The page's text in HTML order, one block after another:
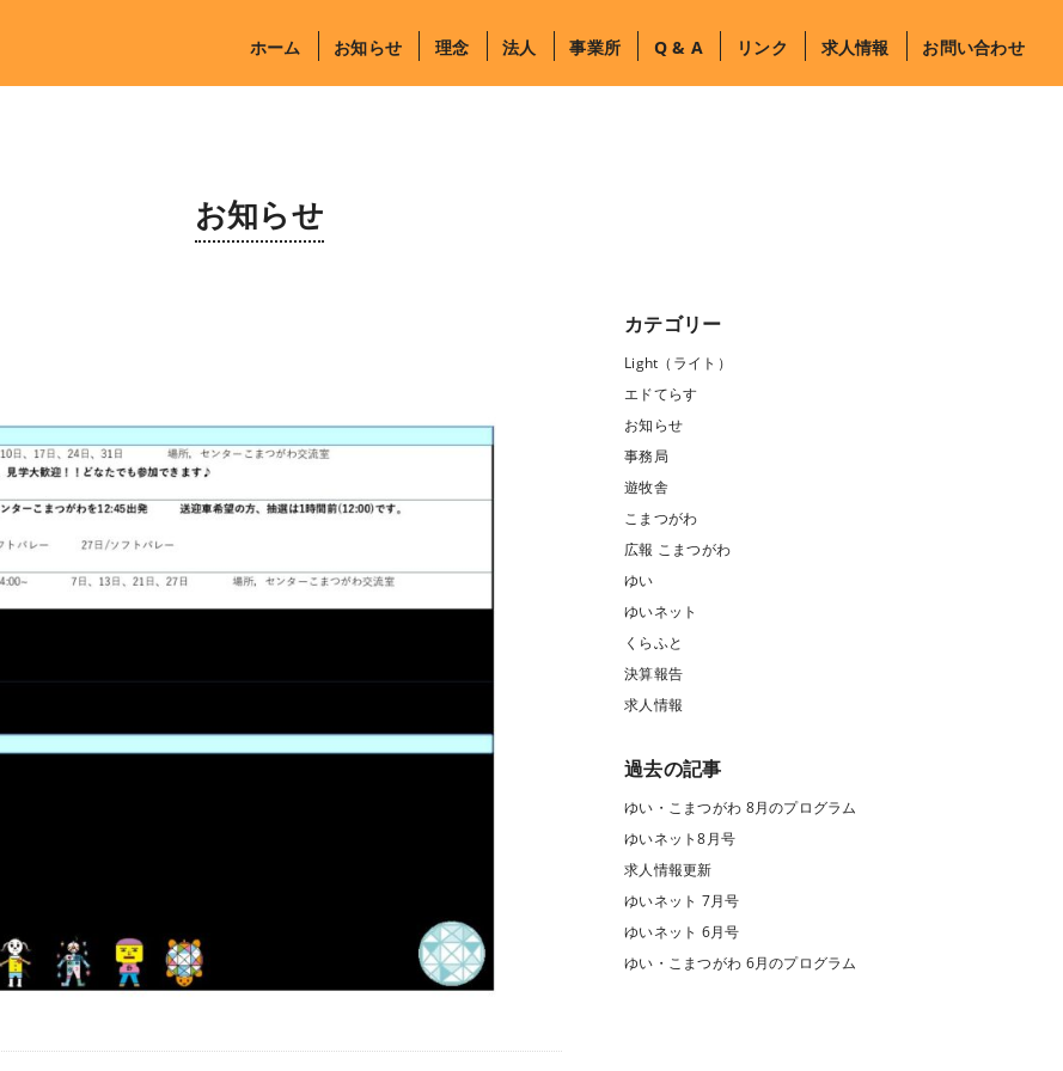
ホーム お知らせ 理念 法人 事業所 Q & A リンク 求人情報 お問い合わせ
お知らせ
カテゴリー
Light（ライト）
エドてらす
お知らせ
事務局
遊牧舎
こまつがわ
広報 こまつがわ
ゆい
ゆいネット
くらふと
決算報告
求人情報
過去の記事
ゆい・こまつがわ 8月のプログラム
ゆいネット8月号
求人情報更新
ゆいネット 7月号
ゆいネット 6月号
ゆい・こまつがわ 6月のプログラム